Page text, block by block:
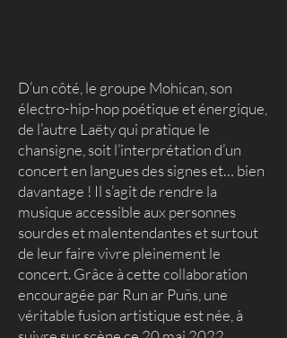
D’un côté, le groupe Mohican, son
électro-hip-hop poétique et énergique,
de l’autre Laëty qui pratique le
chansigne, soit l’interprétation d’un
concert en langues des signes et… bien
davantage ! Il s’agit de rendre la
musique accessible aux personnes
sourdes et malentendantes et surtout
de leur faire vivre pleinement le
concert. Grâce à cette collaboration
encouragée par Run ar Puñs, une
véritable fusion artistique est née, à